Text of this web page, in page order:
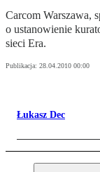
Carcom Warszawa,
o ustanowienie
sieci Era.
Publikacja: 28.04.2010 00:00
Łukasz Dec